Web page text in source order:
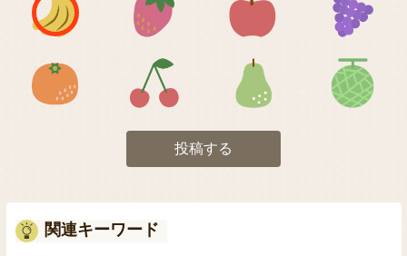
アイコン5 アイコン6 アイコン7
投稿する
関連キーワード